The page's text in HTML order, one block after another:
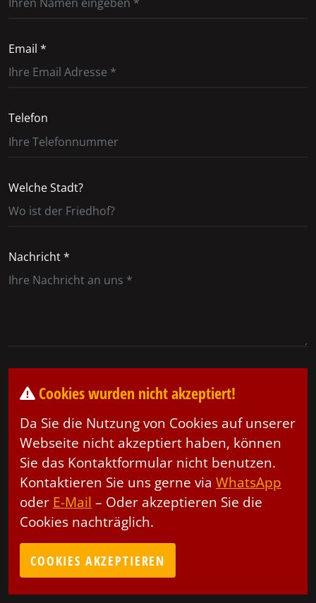
Email *
Telefon
Welche Stadt?
Nachricht *
Cookies wurden nicht akzeptiert!
Da Sie die Nutzung von Cookies auf unserer
Webseite nicht akzeptiert haben, können
Sie das Kontaktformular nicht benutzen.
Kontaktieren Sie uns gerne via WhatsApp
oder E-Mail – Oder akzeptieren Sie die
Cookies nachträglich.
COOKIES AKZEPTIEREN